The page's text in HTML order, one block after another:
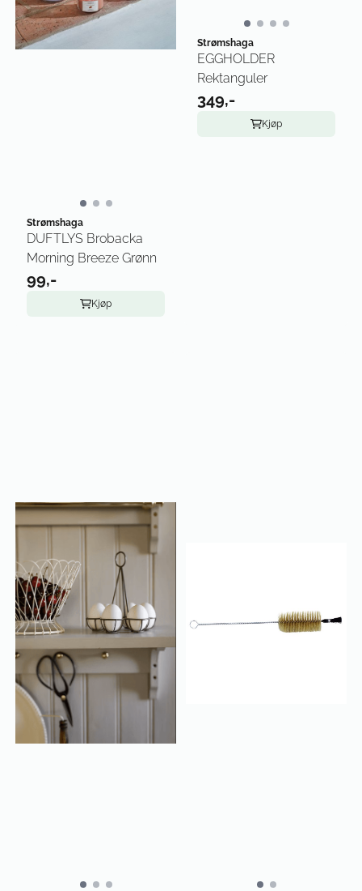
Strømshaga
DUFTLYS Brobacka
Morning Breeze Grønn
99,-
Kjøp
Strømshaga
EGGHOLDER
Rektanguler
349,-
Kjøp